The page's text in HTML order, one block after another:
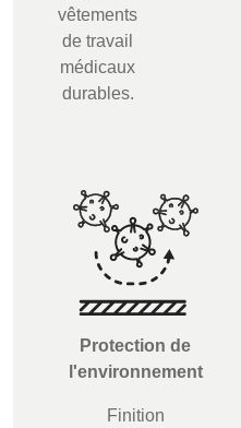
vêtements
de travail
médicaux
durables.
Protection de
l'environnement
Finition